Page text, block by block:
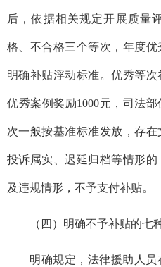
后，依据相关规定开展质量
格、不合格三个等次，年度
明确补贴浮动标准。优秀等
优秀案例奖励1000元，司法
次一般按基准标准发放，存
投诉属实、迟延归档等情形
及违规情形，不予支付补贴。
（四）明确不予补贴的七
明确规定，法律援助人